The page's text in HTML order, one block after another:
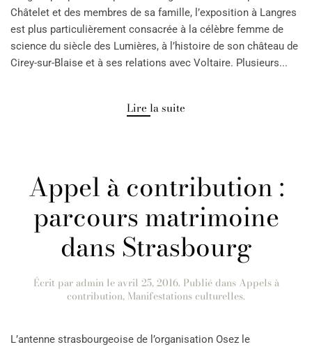
Châtelet et des membres de sa famille, l’exposition à Langres
est plus particulièrement consacrée à la célèbre femme de
science du siècle des Lumières, à l’histoire de son château de
Cirey-sur-Blaise et à ses relations avec Voltaire. Plusieurs...
Lire la suite
Appel à contribution :
parcours matrimoine
dans Strasbourg
Écrit paradmin leavril 25, 2016. Publié dans Appels à
contribution, Manifestations culturelles.
L’antenne strasbourgeoise de l’organisation Osez le